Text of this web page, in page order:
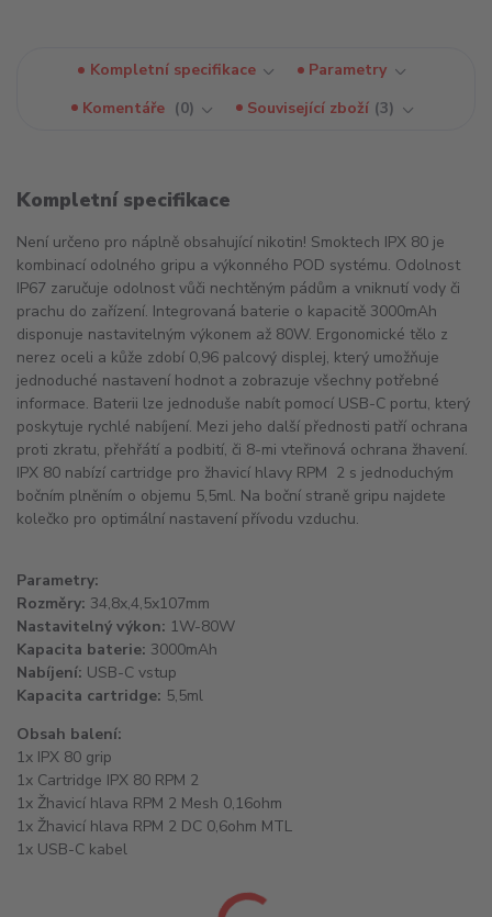
Kompletní specifikace
Parametry
Komentáře
0 Související zboží 3
Kompletní specifikace
Není určeno pro náplně obsahující nikotin! Smoktech IPX 80 je
kombinací odolného gripu a výkonného POD systému. Odolnost
IP67 zaručuje odolnost vůči nechtěným pádům a vniknutí vody či
prachu do zařízení. Integrovaná baterie o kapacitě 3000mAh
disponuje nastavitelným výkonem až 80W. Ergonomické tělo z
nerez oceli a kůže zdobí 0,96 palcový displej, který umožňuje
jednoduché nastavení hodnot a zobrazuje všechny potřebné
informace. Baterii lze jednoduše nabít pomocí USB-C portu, který
poskytuje rychlé nabíjení. Mezi jeho další přednosti patří ochrana
proti zkratu, přehřátí a podbití, či 8-mi vteřinová ochrana žhavení.
IPX 80 nabízí cartridge pro žhavicí hlavy RPM 2 s jednoduchým
bočním plněním o objemu 5,5ml. Na boční straně gripu najdete
kolečko pro optimální nastavení přívodu vzduchu.
Parametry:
Rozměry: 34,8x,4,5x107mm
Nastavitelný výkon: 1W-80W
Kapacita baterie: 3000mAh
Nabíjení: USB-C vstup
Kapacita cartridge: 5,5ml
Obsah balení:
1x IPX 80 grip
1x Cartridge IPX 80 RPM 2
1x Žhavicí hlava RPM 2 Mesh 0,16ohm
1x Žhavicí hlava RPM 2 DC 0,6ohm MTL
1x USB-C kabel